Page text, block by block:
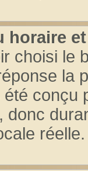
horaire
choisi le
la
conçu
donc
réelle.